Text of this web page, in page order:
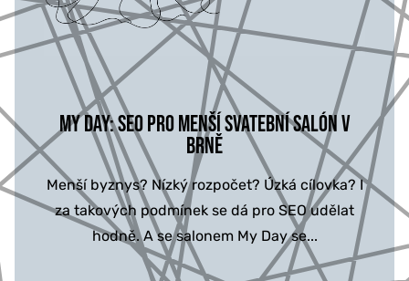
MY DAY: SEO PRO MENŠÍ SVATEBNÍ SALÓN V
BRNĚ
Menší byznys? Nízký rozpočet? Úzká cílovka? I
za takových podmínek se dá pro SEO udělat
hodně. A se salonem My Day se...